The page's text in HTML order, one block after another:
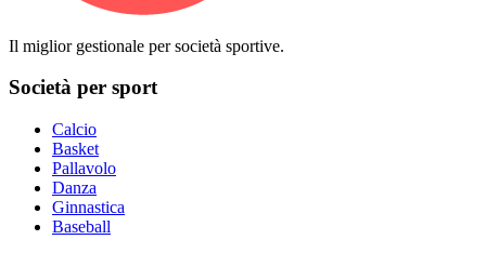
Il miglior gestionale per società sportive.
Società per sport
Calcio
Basket
Pallavolo
Danza
Ginnastica
Baseball